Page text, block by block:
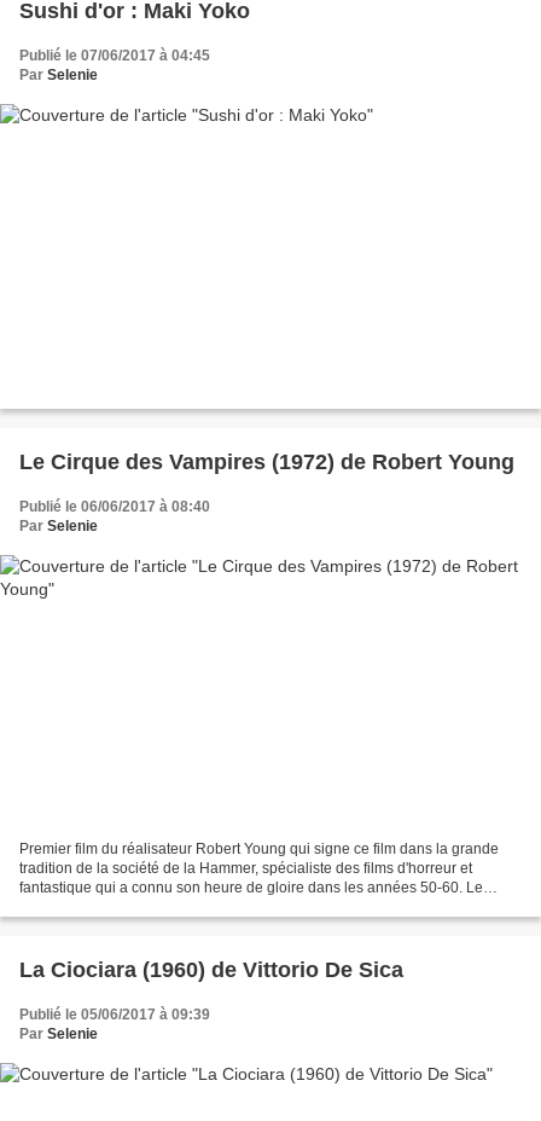
Sushi d'or : Maki Yoko
Publié le 07/06/2017 à 04:45
Par Selenie
Le Cirque des Vampires (1972) de Robert Young
Publié le 06/06/2017 à 08:40
Par Selenie
Premier film du réalisateur Robert Young qui signe ce film dans la grande
tradition de la société de la Hammer, spécialiste des films d'horreur et
fantastique qui a connu son heure de gloire dans les années 50-60. Le
La Ciociara (1960) de Vittorio De Sica
Publié le 05/06/2017 à 09:39
Par Selenie